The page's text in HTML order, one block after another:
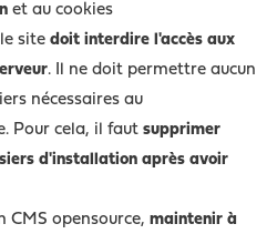
et au cookies
site doit interdire l'accès aux
. Il ne doit permettre aucun
nécessaires au
Pour cela, il faut supprimer
d'installation après avoir
CMS opensource, maintenir à